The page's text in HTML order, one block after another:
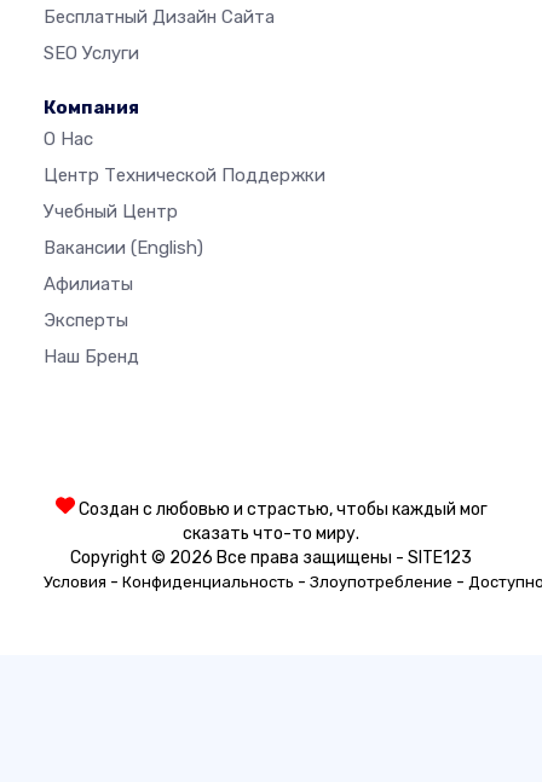
Бесплатный Дизайн Сайта
SEO Услуги
Компания
О Нас
Центр Технической Поддержки
Учебный Центр
Вакансии (English)
Афилиаты
Эксперты
Наш Бренд
Создан с любовью и страстью, чтобы каждый мог
сказать что-то миру.
Copyright © 2026 Все права защищены - SITE123
Условия - Конфиденциальность - Злоупотребление -